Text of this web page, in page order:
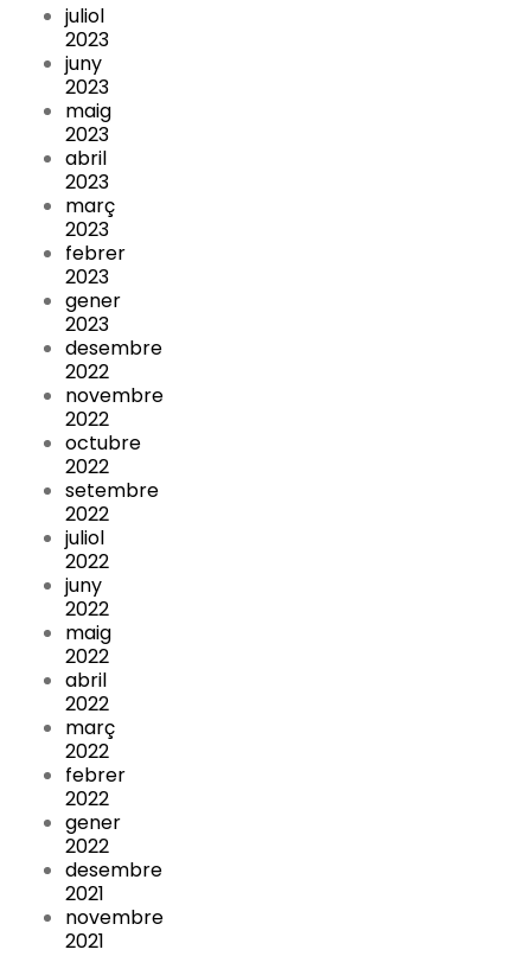
juliol
2023
juny
2023
maig
2023
abril
2023
març
2023
febrer
2023
gener
2023
desembre
2022
novembre
2022
octubre
2022
setembre
2022
juliol
2022
juny
2022
maig
2022
abril
2022
març
2022
febrer
2022
gener
2022
desembre
2021
novembre
2021